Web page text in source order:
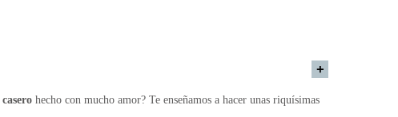
casero hecho con mucho amor? Te enseñamos a hacer unas riquísimas